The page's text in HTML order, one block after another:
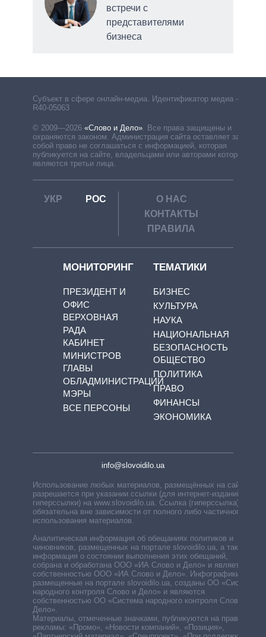
встречи с
представителями
бизнеса
Субъект в сфере онлайн-медиа. Идентификатор медиа –
R40-05063
© 2009—2026 «Слово и Дело». Все права защищены и
охраняются законом. Администрация сайта оставляет за
собой право не соглашаться с информацией, которая
публикуется на сайте, владельцами или авторами которой
являются третьи лица.
УКР РОС
О НАС
КОНТАКТЫ
ПРАВИЛА
МОНИТОРИНГ
ПРЕЗИДЕНТ И
ОФИС
ВЕРХОВНАЯ
РАДА
КАБИНЕТ
МИНИСТРОВ
ГЛАВЫ
ОБЛАДМИНИСТРАЦИЙ
МЭРЫ
ВСЕ ПЕРСОНЫ
ТЕМАТИКИ
БИЗНЕС
КУЛЬТУРА
НАУКА
НАЦИОНАЛЬНАЯ
БЕЗОПАСНОСТЬ
ОБЩЕСТВО
ПОЛИТИКА
ПРАВО
ФИНАНСЫ
ЭКОНОМИКА
info@slovoidilo.ua
Использование любых материалов, размещённых на сайте,
разрешается при указании ссылки (для интернет-изданий —
гиперссылки) на www.slovoidilo.ua. Ссылка (гиперссылка)
обязательна вне зависимости от полного либо частичного
использования материалов.
Аналитическая информация об обещаниях политиков и
чиновников, размещенных на портале slovoidilo.ua, а также
информация о состоянии выполнения этих обещаний,
собрана и обработана ООО «ИА Слово и Дело» и является
собственностью ООО «ИА Слово и Дело». Инфографики,
размещенные на портале slovoidilo.ua, созданы ОО «Система
народного контроля Слово и Дело» и являются
собственностью ОО «Система народного контроля Слово и
Дело».
Материалы, отмеченные значками, публикуются на правах
рекламы: «Промо», «Новости компаний», «Позиция»,